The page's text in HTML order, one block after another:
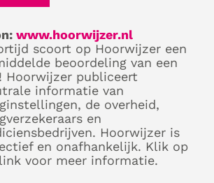
www.hoorwijzer.nl
scoort op Hoorwijzer een
beoordeling van een
Hoorwijzer publiceert
informatie van
de overheid,
en
Hoorwijzer is
en onafhankelijk. Klik op
voor meer informatie.